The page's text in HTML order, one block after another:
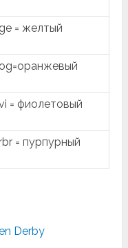
ge = желтый
og=оранжевый
= фиолетовый
= пурпурный
Derby